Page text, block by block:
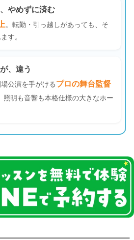
やめずに済む
。転勤・引っ越しがあっても、そ
す。
、違う
公演を手がけるプロの舞台監督
照明も音響も本格仕様の大きなホー